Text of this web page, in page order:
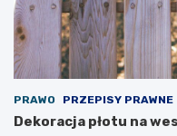
PRAWO PRZEPISY PRAWNE
Dekoracja płotu na